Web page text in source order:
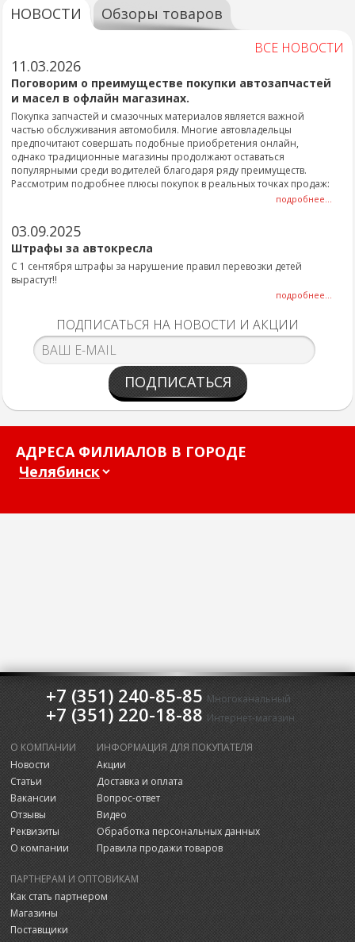
НОВОСТИ Обзоры товаров
ВСЕ НОВОСТИ
11.03.2026
Поговорим о преимуществе покупки автозапчастей
и масел в офлайн магазинах.
Покупка запчастей и смазочных материалов является важной
частью обслуживания автомобиля. Многие автовладельцы
предпочитают совершать подобные приобретения онлайн,
однако традиционные магазины продолжают оставаться
популярными среди водителей благодаря ряду преимуществ.
Рассмотрим подробнее плюсы покупок в реальных точках продаж:
подробнее...
03.09.2025
Штрафы за автокресла
С 1 сентября штрафы за нарушение правил перевозки детей
вырастут!!
подробнее...
ПОДПИСАТЬСЯ НА НОВОСТИ И АКЦИИ
ПОДПИСАТЬСЯ
АДРЕСА ФИЛИАЛОВ В ГОРОДЕ
+7 (351) 240-85-85 Многоканальный
+7 (351) 220-18-88 Интернет-магазин
О КОМПАНИИ
Новости
Статьи
Вакансии
Отзывы
Реквизиты
О компании
ИНФОРМАЦИЯ ДЛЯ ПОКУПАТЕЛЯ
Акции
Доставка и оплата
Вопрос-ответ
Видео
Обработка персональных данных
Правила продажи товаров
ПАРТНЕРАМ И ОПТОВИКАМ
Как стать партнером
Магазины
Поставщики